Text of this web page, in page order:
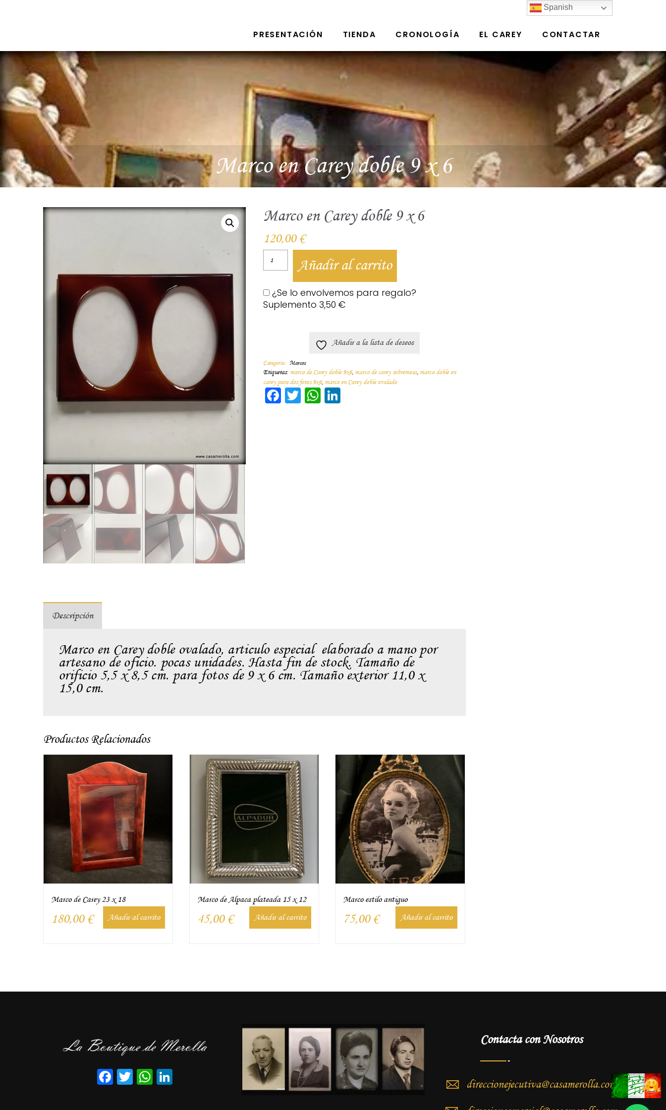
PRESENTACIÓN TIENDA CRONOLOGÍA EL CAREY CONTACTAR
Marco en Carey doble 9 x 6
Marco en Carey doble 9 x 6
120,00 €
Añadir al carrito
¿Se lo envolvemos para regalo?
Suplemento 3,50 €
Añadir a la lista de deseos
Categoría: Marcos
Etiquetas: marco de Carey doble 9x6, marco de carey sobremesa, marco doble en
carey para dos fotos 9x6, marco en Carey doble ovalado
Facebook
TwitterWhatsApp
Descripción
Marco en Carey doble ovalado, articulo especial elaborado a mano por
artesano de oficio. pocas unidades. Hasta fin de stock. Tamaño de
orificio 5,5 x 8,5 cm. para fotos de 9 x 6 cm. Tamaño exterior 11,0 x
15,0 cm.
Productos Relacionados
Marco de Carey 23 x 18
180,00 € Añadir al carrito
Marco de Alpaca plateada 15 x 12
45,00 € Añadir al carrito
Marco estilo antiguo
75,00 € Añadir al carrito
Facebook
TwitterWhatsApp
Contacta con Nosotros
direccionejecutiva@casamerolla.com
Spanish